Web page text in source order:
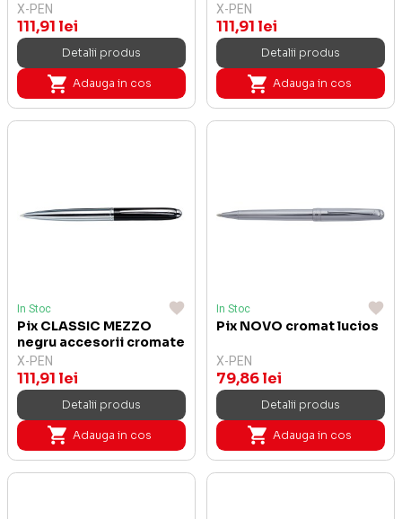
X-PEN
111,91 lei
Detalii produs
Adauga in cos
X-PEN
111,91 lei
Detalii produs
Adauga in cos
In Stoc
Pix CLASSIC MEZZO
negru accesorii cromate
X-PEN
111,91 lei
Detalii produs
Adauga in cos
In Stoc
Pix NOVO cromat lucios
X-PEN
79,86 lei
Detalii produs
Adauga in cos